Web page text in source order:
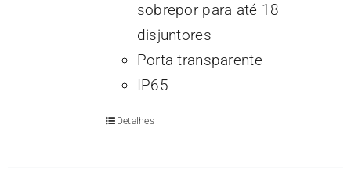
sobrepor para até 18
disjuntores
Porta transparente
IP65
Detalhes